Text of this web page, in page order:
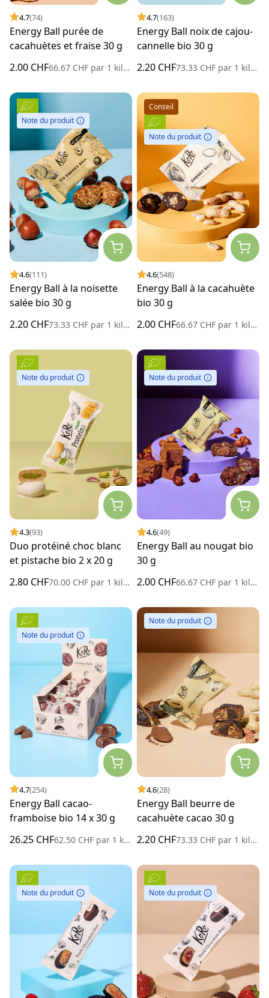
4.7(74)
Energy Ball purée de
cacahuètes et fraise 30 g
2.00 CHF66.67 CHF par 1 kilogramme
4.7(163)
Energy Ball noix de cajou-
cannelle bio 30 g
2.20 CHF73.33 CHF par 1 kilogramme
Note du produit
4.6(111)
Energy Ball à la noisette
salée bio 30 g
2.20 CHF73.33 CHF par 1 kilogramme
Conseil
Note du produit
4.6(548)
Energy Ball à la cacahuète
bio 30 g
2.00 CHF66.67 CHF par 1 kilogramme
Note du produit
4.3(93)
Duo protéiné choc blanc
et pistache bio 2 x 20 g
2.80 CHF70.00 CHF par 1 kilogramme
Note du produit
4.6(49)
Energy Ball au nougat bio
30 g
2.00 CHF66.67 CHF par 1 kilogramme
Note du produit
4.7(254)
Energy Ball cacao-
framboise bio 14 x 30 g
26.25 CHF62.50 CHF par 1 kilogramme
Note du produit
4.6(28)
Energy Ball beurre de
cacahuète cacao 30 g
2.20 CHF73.33 CHF par 1 kilogramme
Note du produit Note du produit